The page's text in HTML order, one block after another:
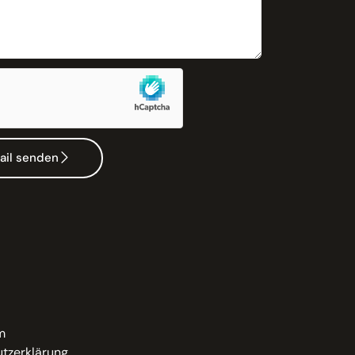
senden